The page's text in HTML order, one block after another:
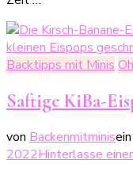
Backtipps mit Minis
Saftige KiBa-
von Backenmitminisein
2022Hinterlasse